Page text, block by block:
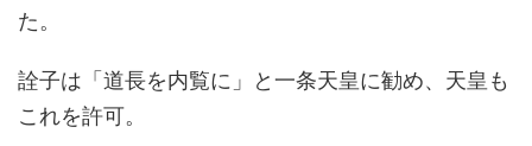
た。
詮子は「道長を内覧に」と一条天皇に勧め、天皇も
これを許可。